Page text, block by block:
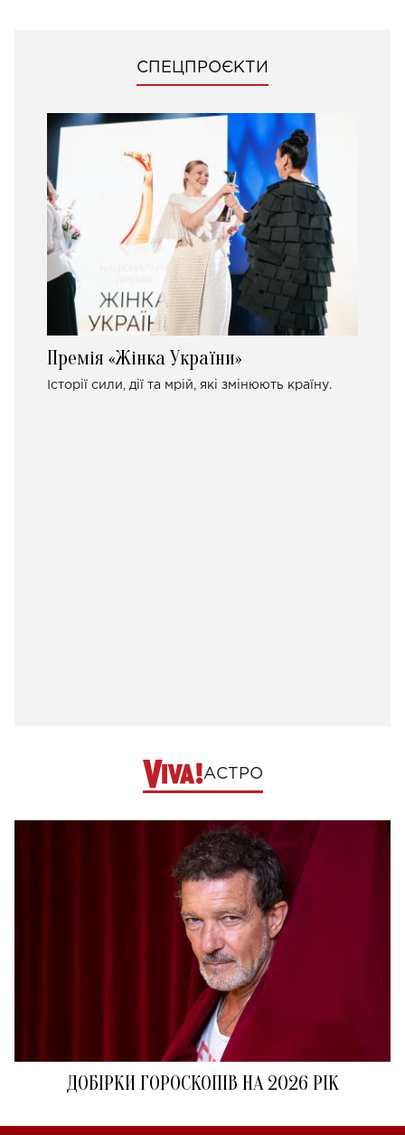
СПЕЦПРОЄКТИ
Премія «Жінка України»
Історії сили, дії та мрій, які змінюють країну.
АСТРО
ДОБІРКИ ГОРОСКОПІВ НА 2026 РІК